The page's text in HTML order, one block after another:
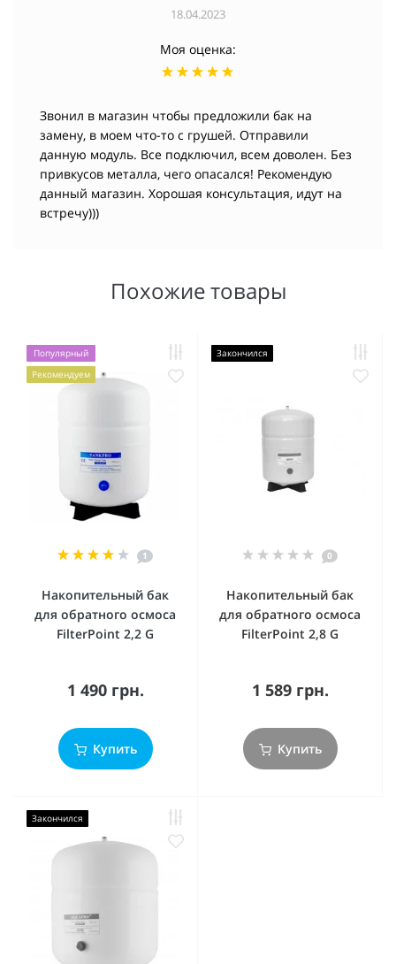
18.04.2023
Моя оценка:
Звонил в магазин чтобы предложили бак на
замену, в моем что-то с грушей. Отправили
данную модуль. Все подключил, всем доволен. Без
привкусов металла, чего опасался! Рекомендую
данный магазин. Хорошая консультация, идут на
встречу)))
Похожие товары
Популярный
Рекомендуем
1
Накопительный бак
для обратного осмоса
FilterPoint 2,2 G
1 490 грн.
Купить
Закончился
0
Накопительный бак
для обратного осмоса
FilterPoint 2,8 G
1 589 грн.
Купить
Закончился